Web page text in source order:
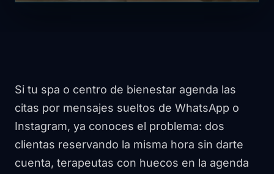
Si tu spa o centro de bienestar agenda las
citas por mensajes sueltos de WhatsApp o
Instagram, ya conoces el problema: dos
clientas reservando la misma hora sin darte
cuenta, terapeutas con huecos en la agenda